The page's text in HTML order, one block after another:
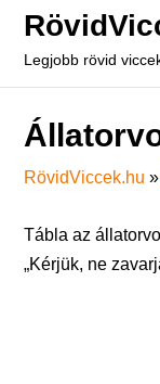
Legjobb rövid
RövidViccek.hu
Tábla az
„Kérjük, ne